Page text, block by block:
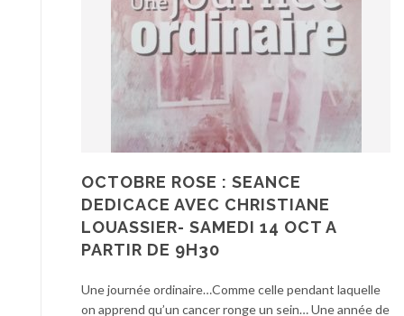
OCTOBRE ROSE : SEANCE
DEDICACE AVEC CHRISTIANE
LOUASSIER- SAMEDI 14 OCT A
PARTIR DE 9H30
Une journée ordinaire…Comme celle pendant laquelle
on apprend qu’un cancer ronge un sein… Une année de